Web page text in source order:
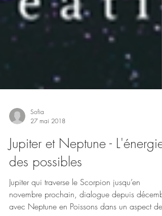
Sofia
27 mai 2018
Jupiter et Neptune - L'énergie
des possibles
Jupiter qui traverse le Scorpion jusqu’en